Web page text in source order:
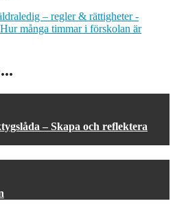
– regler & rättigheter -
Hur många timmar i förskolan är
– Skapa och reflektera